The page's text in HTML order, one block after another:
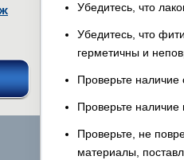
Убедитесь, что
Убедитесь, что
герметичны и
Проверьте наличие
Проверьте наличие
Проверьте, не
материалы,